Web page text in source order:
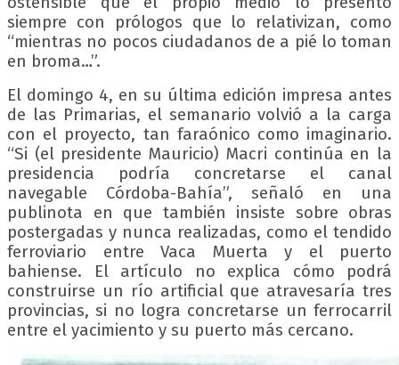
siempre con prólogos que lo relativizan, como
“mientras no pocos ciudadanos de a pié lo toman
en broma…”.
El domingo 4, en su última edición impresa antes
de las Primarias, el semanario volvió a la carga
con el proyecto, tan faraónico como imaginario.
“Si (el presidente Mauricio) Macri continúa en la
presidencia podría concretarse el canal
navegable Córdoba-Bahía”, señaló en una
publinota en que también insiste sobre obras
postergadas y nunca realizadas, como el tendido
ferroviario entre Vaca Muerta y el puerto
bahiense. El artículo no explica cómo podrá
construirse un río artificial que atravesaría tres
provincias, si no logra concretarse un ferrocarril
entre el yacimiento y su puerto más cercano.